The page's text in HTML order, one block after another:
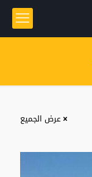
عرض الجميع